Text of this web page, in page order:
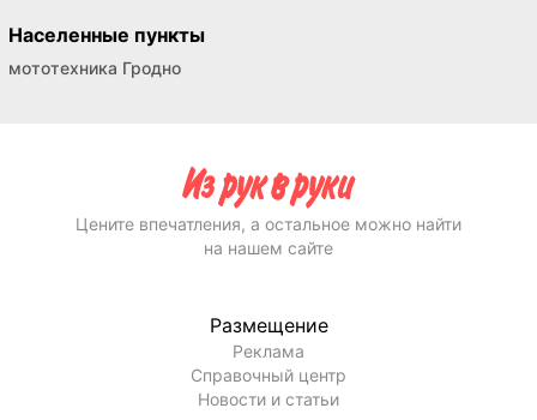
Населенные пункты
мототехника Гродно
Цените впечатления, а остальное можно найти
на нашем сайте
Размещение
Реклама
Справочный центр
Новости и статьи